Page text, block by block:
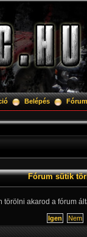
Belépés Fórum
Fórum sütik
törölni akarod a fórum